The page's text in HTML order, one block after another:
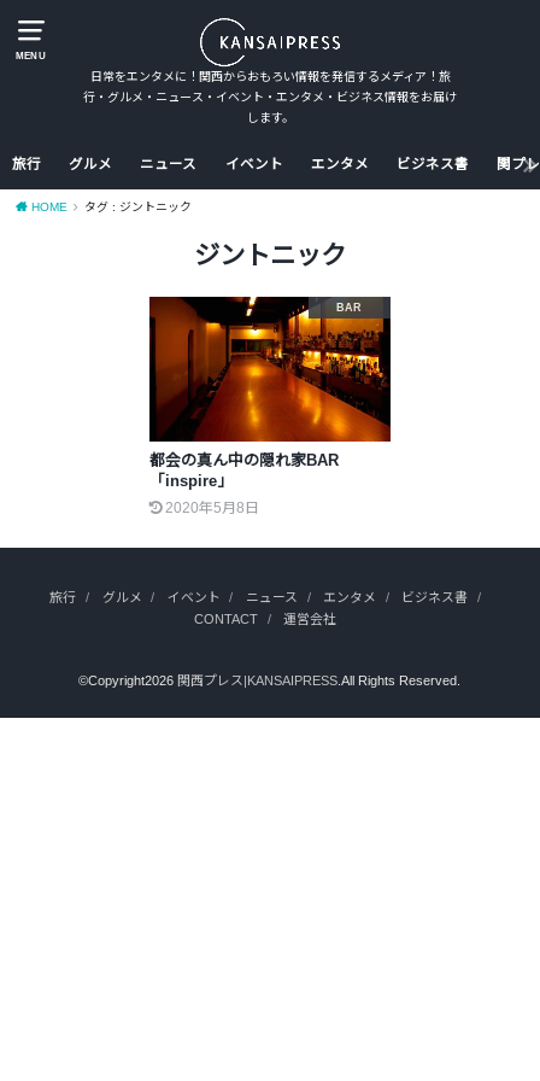
MENU
日常をエンタメに！関西からおもろい情報を発信するメディア！旅
行・グルメ・ニュース・イベント・エンタメ・ビジネス情報をお届け
します。
旅行 グルメ ニュース イベント エンタメ ビジネス書 関プ
HOME タグ : ジントニック
ジントニック
BAR
都会の真ん中の隠れ家BAR
「inspire」
2020年5月8日
旅行 グルメ イベント ニュース エンタメ
ビジネス書
CONTACT
運営会社
©Copyright2026 関西プレス|KANSAIPRESS .All Rights Reserved.